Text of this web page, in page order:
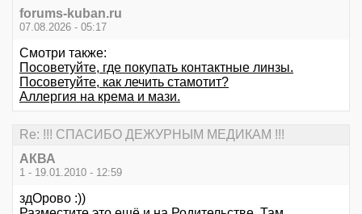
forums-kuban.ru
07.08.2026 - 05:17
Смотри также:
Посоветуйте, где покупать контактные линзы.
Посоветуйте, как лечить стамотит?
Аллергия на крема и мази.
Re: !!! СПАСИБО ДЕЖУРНЫМ МЕДИКАМ !!!
АКВА
1 - 19.01.2010 - 12:59
здОрово :))